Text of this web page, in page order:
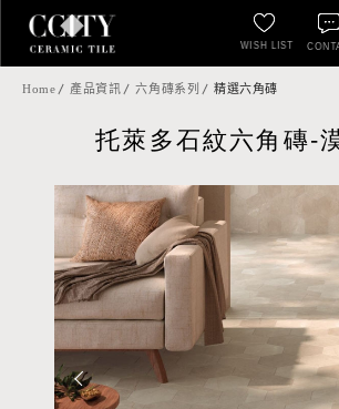
WISH LIST
Home 產品資訊 六角磚系列 精選六角磚
托萊多石紋六角磚-